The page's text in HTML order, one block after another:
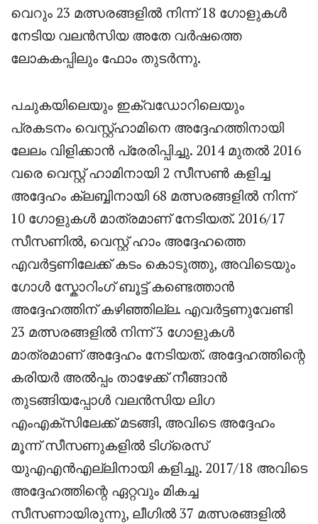
വെറും 23 മത്സരങ്ങളിൽ നിന്ന് 18 ഗോളുകൾ
നേടിയ വലൻസിയ അതേ വർഷത്തെ
ലോകകപ്പിലും ഫോം തുടർന്നു.
പചുകയിലെയും ഇക്വഡോറിലെയും
പ്രകടനം വെസ്റ്റ്ഹാമിനെ അദ്ദേഹത്തിനായി
ലേലം വിളിക്കാൻ പ്രേരിപ്പിച്ചു. 2014 മുതൽ 2016
വരെ വെസ്റ്റ് ഹാമിനായി 2 സീസൺ കളിച്ച
അദ്ദേഹം ക്ലബ്ബിനായി 68 മത്സരങ്ങളിൽ നിന്ന്
10 ഗോളുകൾ മാത്രമാണ് നേടിയത്. 2016/17
സീസണിൽ, വെസ്റ്റ് ഹാം അദ്ദേഹത്തെ
എവർട്ടണിലേക്ക് കടം കൊടുത്തു, അവിടെയും
ഗോൾ സ്കോറിംഗ് ബൂട്ട് കണ്ടെത്താൻ
അദ്ദേഹത്തിന് കഴിഞ്ഞില്ല. എവർട്ടണുവേണ്ടി
23 മത്സരങ്ങളിൽ നിന്ന് 3 ഗോളുകൾ
മാത്രമാണ് അദ്ദേഹം നേടിയത്. അദ്ദേഹത്തിന്റെ
കരിയർ അൽപ്പം താഴേക്ക് നീങ്ങാൻ
തുടങ്ങിയപ്പോൾ വലൻസിയ ലിഗ
എംഎക്സിലേക്ക് മടങ്ങി, അവിടെ അദ്ദേഹം
മൂന്ന് സീസണുകളിൽ ടിഗ്രെസ്
യുഎഎൻഎല്ലിനായി കളിച്ചു. 2017/18 അവിടെ
അദ്ദേഹത്തിന്റെ ഏറ്റവും മികച്ച
സീസണായിരുന്നു, ലീഗിൽ 37 മത്സരങ്ങളിൽ